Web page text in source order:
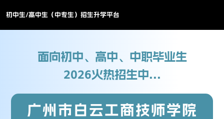
初中生/高中生（中专生）招生升学平台
面向初中、高中、中职毕业生
2026火热招生中...
广州市白云工商技师学院